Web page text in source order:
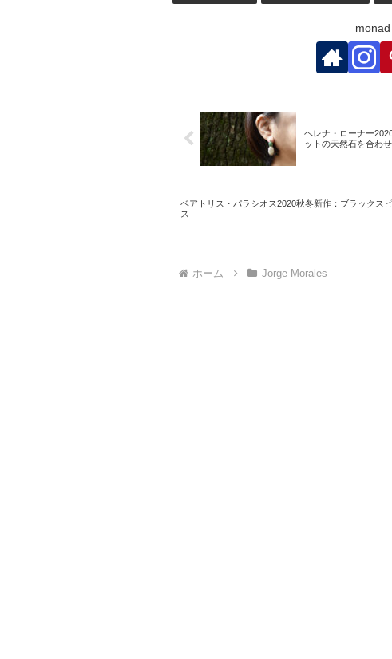
ヘレナ・ローナー
ットの天然石を合わ
ベアトリス・パラシオス2020秋冬新作：ブラックス
ス
ホーム Jorge Morales